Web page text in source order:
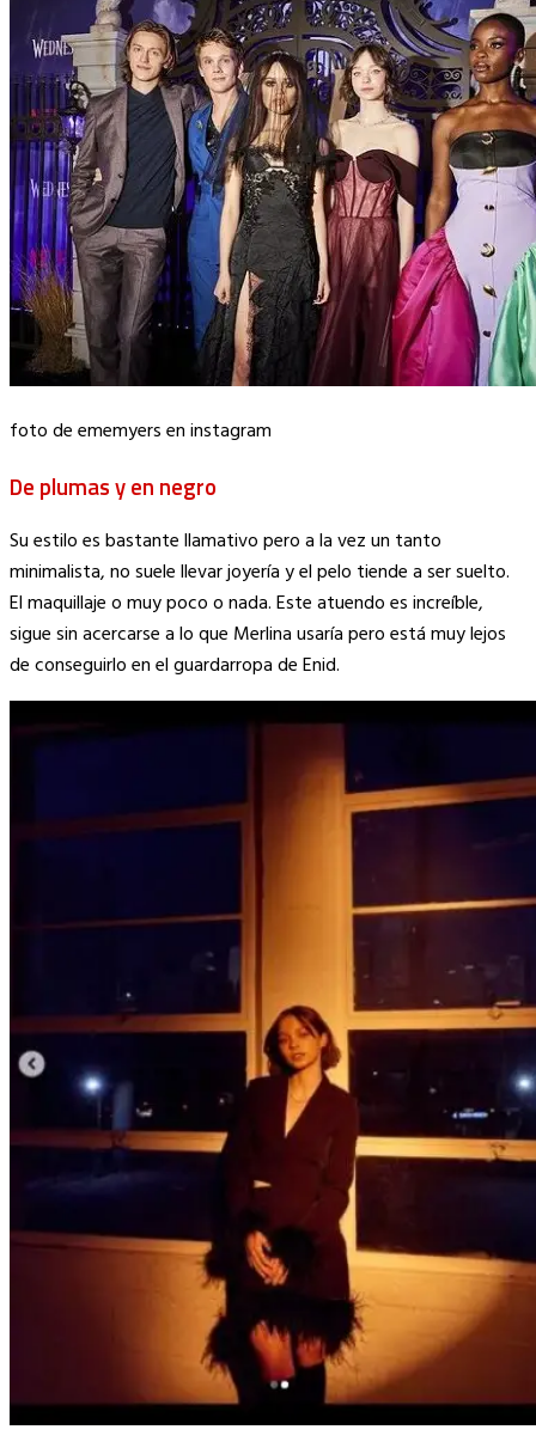
foto de ememyers en instagram
De plumas y en negro
Su estilo es bastante llamativo pero a la vez un tanto
minimalista, no suele llevar joyería y el pelo tiende a ser suelto.
El maquillaje o muy poco o nada. Este atuendo es increíble,
sigue sin acercarse a lo que Merlina usaría pero está muy lejos
de conseguirlo en el guardarropa de Enid.